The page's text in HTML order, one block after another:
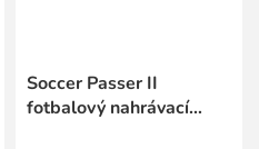
Soccer Passer II
fotbalový nahrávací